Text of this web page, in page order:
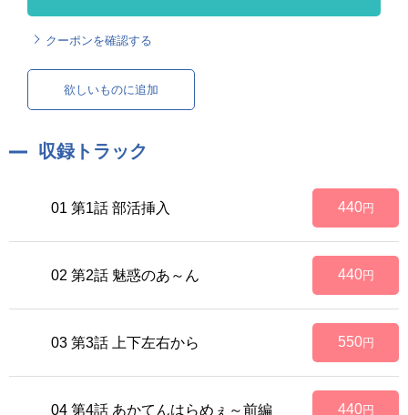
クーポンを確認する
欲しいものに追加
収録トラック
01 第1話 部活挿入 440円
02 第2話 魅惑のあ～ん 440円
03 第3話 上下左右から 550円
04 第4話 あかてんはらめぇ～前編 440円